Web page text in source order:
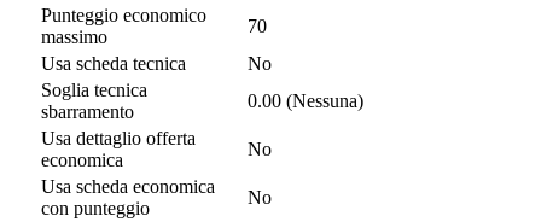
Punteggio economico
massimo
70
Usa scheda tecnica
No
Soglia tecnica
sbarramento
0.00 (Nessuna)
Usa dettaglio offerta
economica
No
Usa scheda economica
con punteggio
No